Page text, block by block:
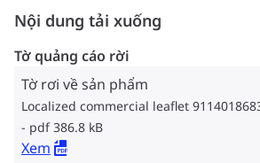
Nội dung tải xuống
Tờ quảng cáo rời
Tờ rơi về sản phẩm
Localized commercial leaflet
pdf 386.8 kB
Xem